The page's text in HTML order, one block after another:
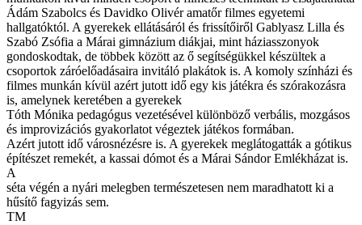
Ádám Szabolcs és Davidko Olivér amatőr filmes egyetemi
hallgatóktól. A gyerekek ellátásáról és frissítőiről Gablyasz Lilla és
Szabó Zsófia a Márai gimnázium diákjai, mint háziasszonyok
gondoskodtak, de többek között az ő segítségükkel készültek a
csoportok záróelőadásaira invitáló plakátok is. A komoly színházi és
filmes munkán kívül azért jutott idő egy kis játékra és szórakozásra
is, amelynek keretében a gyerekek
Tóth Mónika pedagógus vezetésével különböző verbális, mozgásos
és improvizációs gyakorlatot végeztek játékos formában.
Azért jutott idő városnézésre is. A gyerekek meglátogatták a gótikus
építészet remekét, a kassai dómot és a Márai Sándor Emlékházat is.
A
séta végén a nyári melegben természetesen nem maradhatott ki a
hűsítő fagyizás sem.
TM